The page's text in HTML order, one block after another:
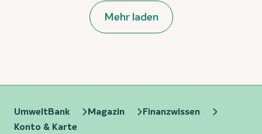
Mehr laden
UmweltBank Magazin
Finanzwissen
Konto & Karte